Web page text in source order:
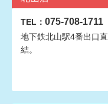
TEL： 075-708-1711
地下鉄北山駅4番出口直
結。